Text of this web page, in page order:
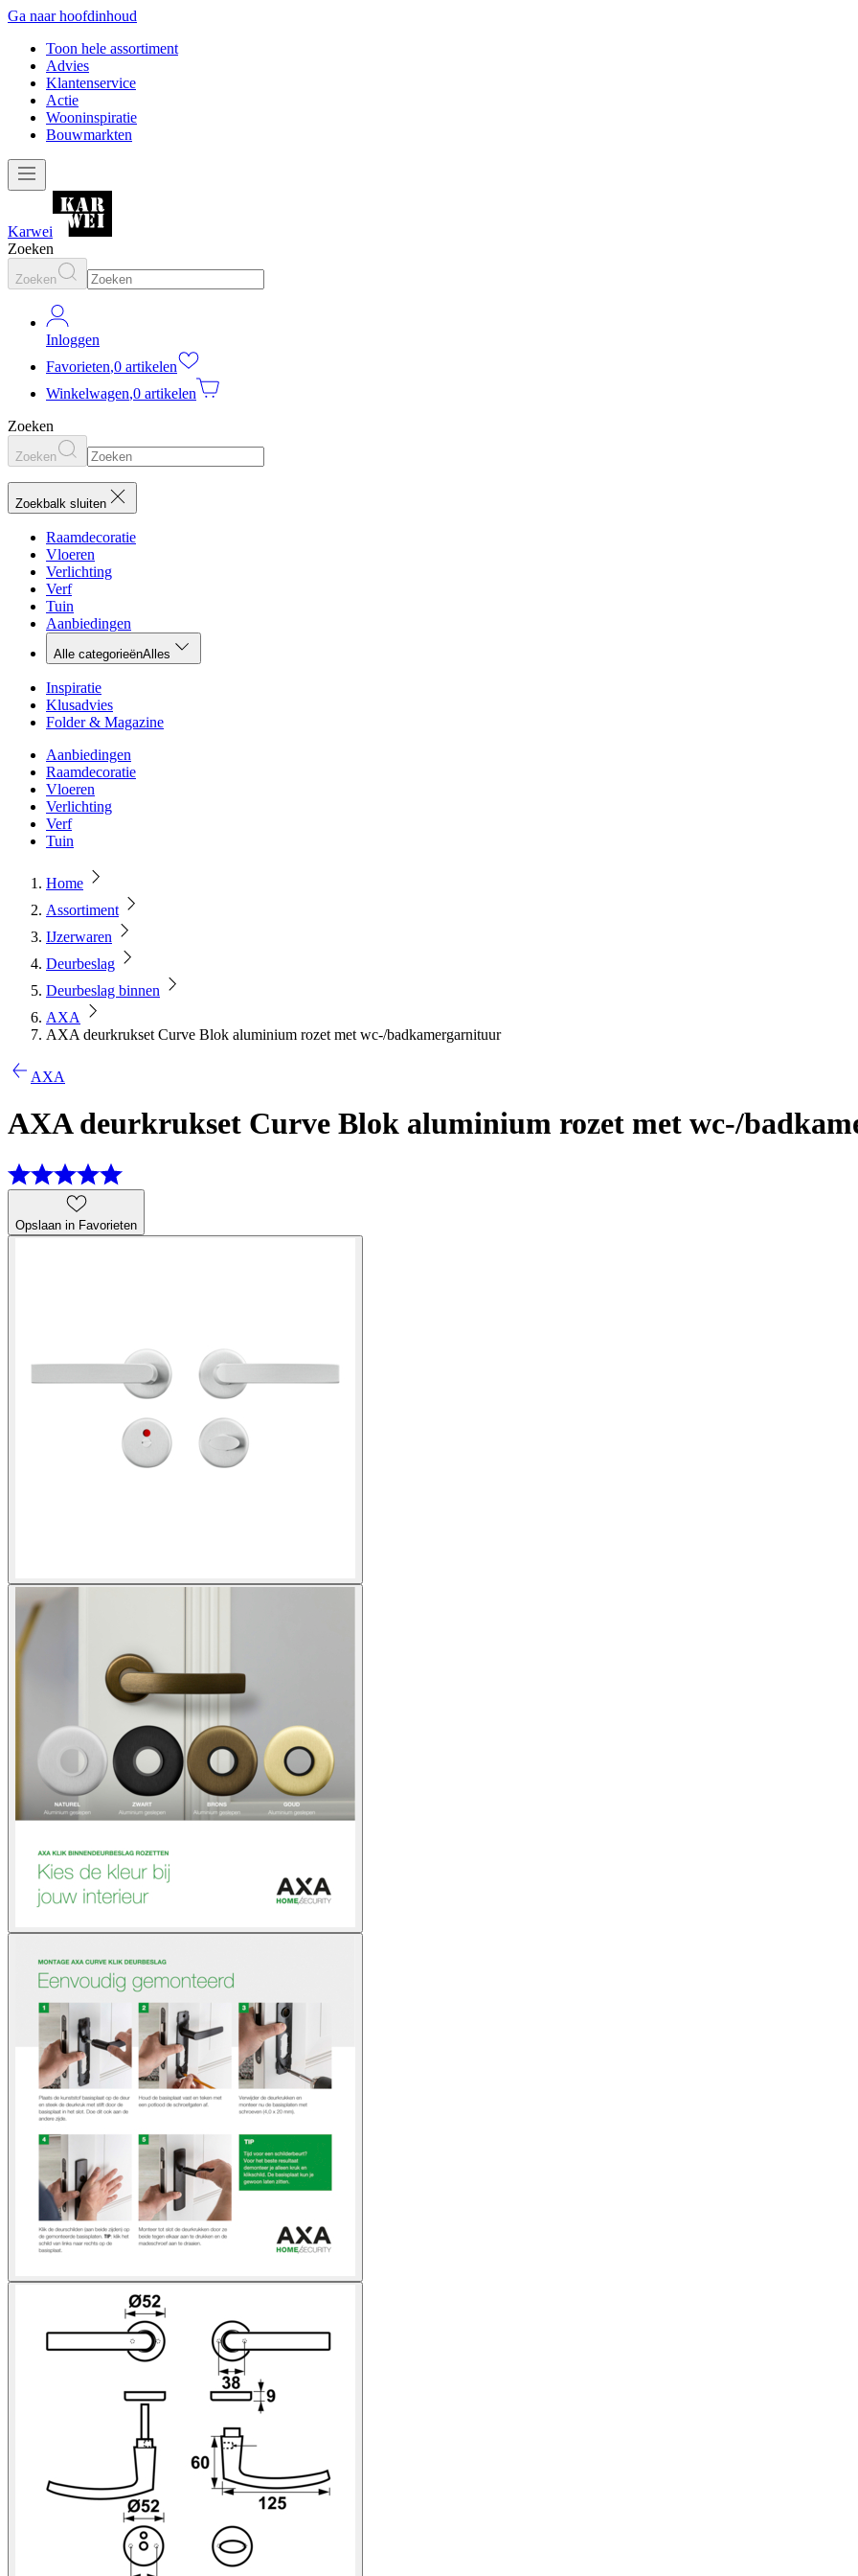
Ga naar hoofdinhoud
Toon hele assortiment
Advies
Klantenservice
Actie
Wooninspiratie
Bouwmarkten
Karwei
Zoeken
Zoeken
Inloggen
Favorieten,0 artikelen
Winkelwagen,0 artikelen
Zoeken
Zoeken
Zoekbalk sluiten
Raamdecoratie
Vloeren
Verlichting
Verf
Tuin
Aanbiedingen
Alle categorieënAlles
Inspiratie
Klusadvies
Folder & Magazine
Aanbiedingen
Raamdecoratie
Vloeren
Verlichting
Verf
Tuin
Home
Assortiment
IJzerwaren
Deurbeslag
Deurbeslag binnen
AXA
AXA deurkrukset Curve Blok aluminium rozet met wc-/badkamergarnituur
AXA
AXA deurkrukset Curve Blok aluminium rozet met wc-/
Opslaan in Favorieten